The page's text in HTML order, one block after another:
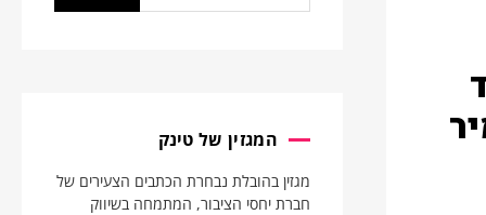
המגזין של טינק
מגזין בהובלת נבחרת הכתבים הצעירים של
חברת יחסי הציבור, המתמחה בשיווק